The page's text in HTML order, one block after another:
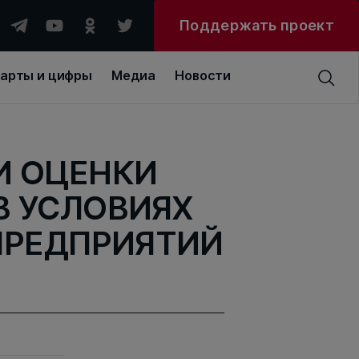
Поддержать проект
и цифры Медиа Новости
ОЦЕНКИ
УСЛОВИЯХ